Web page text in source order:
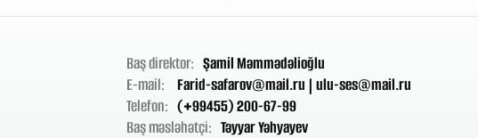
Baş direktor: Şamil Məmmədəlioğlu
E-mail:
Farid-safarov@mail.ru | ulu-ses@mail.ru
Telefon: (+99455) 200-67-99
Baş məsləhətçi: Təyyar Yəhyayev